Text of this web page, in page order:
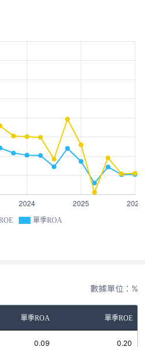
單季ROA
數據單位：%
單季ROA 單季ROE
0.09 0.20